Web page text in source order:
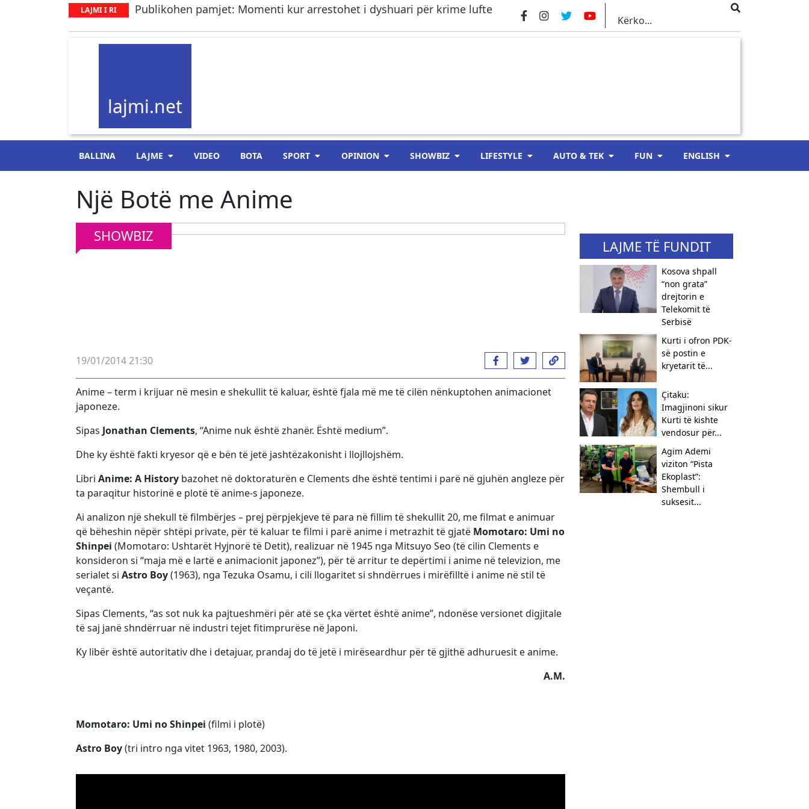
LAJMI I RI Publikohen pamjet: Momenti kur arrestohet i dyshuari për krime lufte
lajmi.net
BALLINA LAJME VIDEO BOTA SPORT OPINION SHOWBIZ LIFESTYLE AUTO & TEK FUN ENGLISH
Një Botë me Anime
SHOWBIZ
19/01/2014 21:30
Anime – term i krijuar në mesin e shekullit të kaluar, është fjala më me të cilën nënkuptohen animacionet
japoneze.
Sipas Jonathan Clements, “Anime nuk është zhanër. Është medium”.
Dhe ky është fakti kryesor që e bën të jetë jashtëzakonisht i llojllojshëm.
Libri Anime: A History bazohet në doktoraturën e Clements dhe është tentimi i parë në gjuhën angleze për
ta paraqitur historinë e plotë të anime-s japoneze.
Ai analizon një shekull të filmbërjes – prej përpjekjeve të para në fillim të shekullit 20, me filmat e animuar
që bëheshin nëpër shtëpi private, për të kaluar te filmi i parë anime i metrazhit të gjatë Momotaro: Umi no
Shinpei (Momotaro: Ushtarët Hyjnorë të Detit), realizuar në 1945 nga Mitsuyo Seo (të cilin Clements e
konsideron si “maja më e lartë e animacionit japonez”), për të arritur te depërtimi i anime në televizion, me
serialet si Astro Boy(1963), nga Tezuka Osamu, i cili llogaritet si shndërrues i mirëfilltë i anime në stil të
veçantë.
Sipas Clements, “as sot nuk ka pajtueshmëri për atë se çka vërtet është anime”, ndonëse versionet digjitale
të saj janë shndërruar në industri tejet fitimprurëse në Japoni.
Ky libër është autoritativ dhe i detajuar, prandaj do të jetë i mirëseardhur për të gjithë adhuruesit e anime.
A.M.
Momotaro: Umi no Shinpei (filmi i plotë)
Astro Boy(tri intro nga vitet 1963, 1980, 2003).
LAJME TË FUNDIT
Kosova shpall
“non grata”
drejtorin e
Telekomit të
Serbisë
Kurti i ofron PDK-
së postin e
kryetarit të...
Çitaku:
Imagjinoni sikur
Kurti të kishte
vendosur për...
Agim Ademi
viziton “Pista
Ekoplast”:
Shembull i
suksesit...